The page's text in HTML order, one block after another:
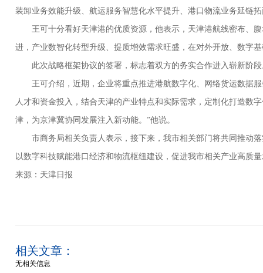
装卸业务效能升级、航运服务智慧化水平提升、港口物流业务延链
王可十分看好天津港的优质资源，他表示，天津港航线密布、腹
进，产业数智化转型升级、提质增效需求旺盛，在对外开放、数字
此次战略框架协议的签署，标志着双方的务实合作进入崭新阶段
王可介绍，近期，企业将重点推进港航数字化、网络货运数据服
人才和资金投入，结合天津的产业特点和实际需求，定制化打造数
津，为京津冀协同发展注入新动能。”他说。
市商务局相关负责人表示，接下来，我市相关部门将共同推动落
以数字科技赋能港口经济和物流枢纽建设，促进我市相关产业高质
来源：天津日报
相关文章：
无相关信息